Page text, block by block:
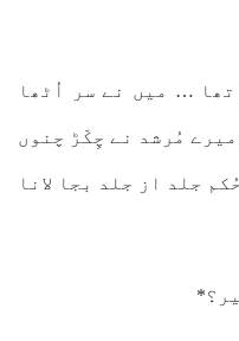
… میں نے سر اُٹھا
مُرشد نے چِکّڑ چنوں
جلد از جلد بجا لانا